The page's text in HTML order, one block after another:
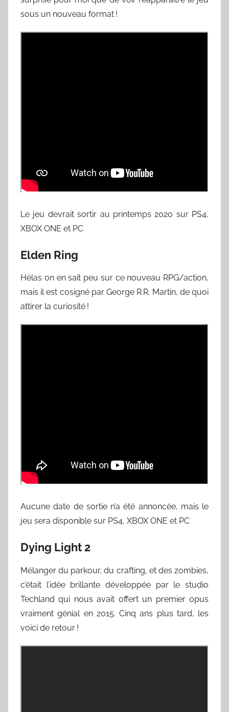
sous un nouveau format !
Le jeu devrait sortir au printemps 2020 sur PS4,
XBOX ONE et PC
Elden Ring
Hélas on en sait peu sur ce nouveau RPG/action,
mais il est cosigné par George R.R. Martin, de quoi
attirer la curiosité !
Aucune date de sortie n’a été annoncée, mais le
jeu sera disponible sur PS4, XBOX ONE et PC
Dying Light 2
Mélanger du parkour, du crafting, et des zombies,
c’était l’idée brillante développée par le studio
Techland qui nous avait offert un premier opus
vraiment génial en 2015. Cinq ans plus tard, les
voici de retour !